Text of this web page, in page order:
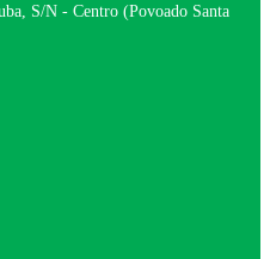
S/N - Centro (Povoado Santa